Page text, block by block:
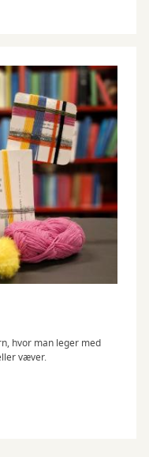
hvor man leger med
væver.